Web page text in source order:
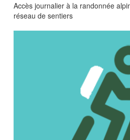
Accès journalier à la randonnée
réseau de sentiers